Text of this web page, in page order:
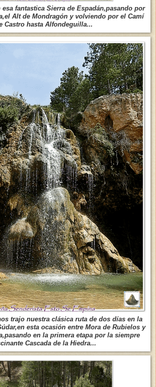
esa fantastica Sierra de Espadán,pasando por
Alt de Mondragón y volviendo por el Camí
Castro hasta Alfondeguilla...
trajo nuestra clásica ruta de dos días en la
esta ocasión entre Mora de Rubielos y
en la primera etapa por la siempre
Cascada de la Hiedra...